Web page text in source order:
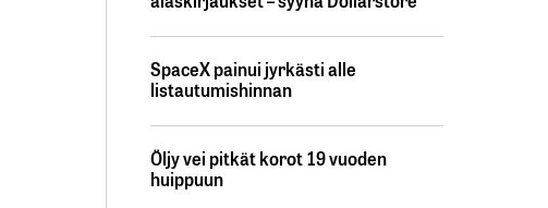
SpaceX painui jyrkästi alle
listautumishinnan
Öljy vei pitkät korot 19 vuoden
huippuun